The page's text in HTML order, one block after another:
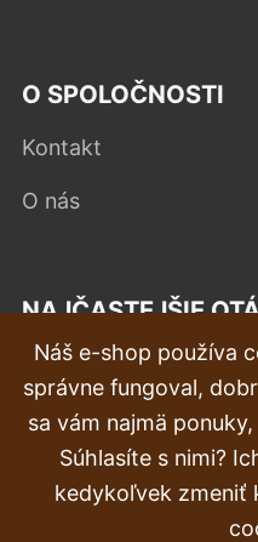
O SPOLOČNOSTI
Kontakt
O nás
NAJČASTEJŠIE
Reklamácia
Doprava a doručenie
Objednávka
Vrátenie tovaru &
Náš e-shop používa
správne fungoval,
sa vám najmä
Súhlasíte s nimi?
kedykoľvek zmeniť